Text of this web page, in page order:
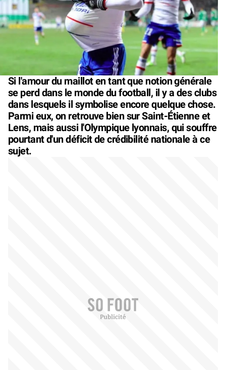
Si l'amour du maillot en tant que notion générale
se perd dans le monde du football, il y a des clubs
dans lesquels il symbolise encore quelque chose.
Parmi eux, on retrouve bien sur Saint-Étienne et
Lens, mais aussi l'Olympique lyonnais, qui souffre
pourtant d'un déficit de crédibilité nationale à ce
sujet.